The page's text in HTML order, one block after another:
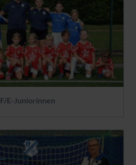
F/E-Juniorinnen